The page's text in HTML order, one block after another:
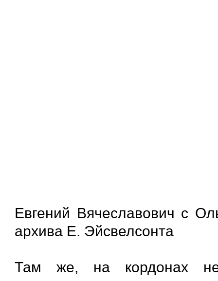
Евгений Вячеславович с
архива Е. Эйсвелсонта
Там же, на кордонах